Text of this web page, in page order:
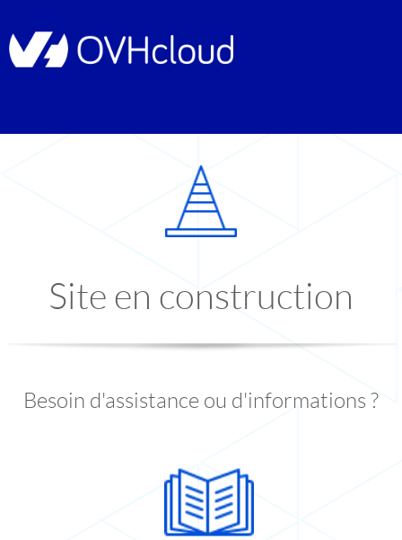
Site en construction
Besoin d'assistance ou d'informations ?